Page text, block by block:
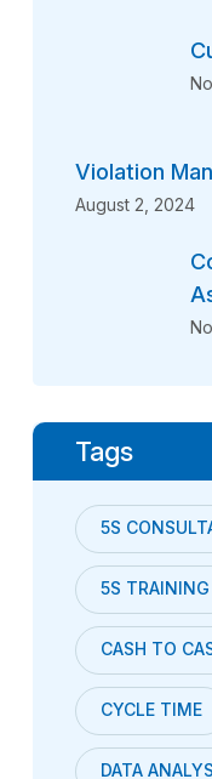
Violation
August 2, 2024
Tags
5S
5S TRAINING
CASH TO
CYCLE TIME
DATA